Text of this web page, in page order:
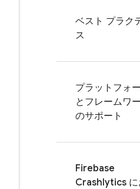
ベスト プラク
ス
プラットフォ
とフレームワ
のサポート
Firebase
Crashlytics